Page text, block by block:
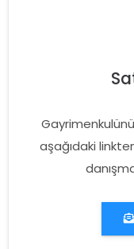
aşağıdaki